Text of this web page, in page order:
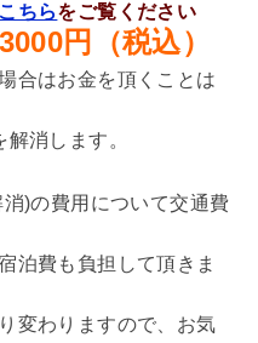
こちらをご覧ください
円（税込）
合はお金を頂くことは
消します。
)の費用について交通費
泊費も負担して頂きま
変わりますので、お気